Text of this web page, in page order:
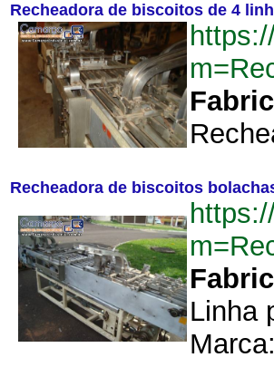
Recheadora de biscoitos de 4
Recheadora de biscoitos
Linha